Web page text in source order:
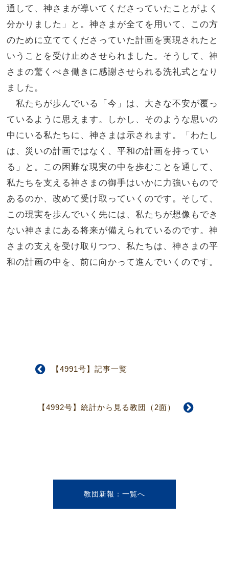
通して、神さまが導いてくださっていたことがよく
分かりました」と。神さまが全てを用いて、この方
のために立ててくださっていた計画を実現されたと
いうことを受け止めさせられました。そうして、神
さまの驚くべき働きに感謝させられる洗礼式となり
ました。
私たちが歩んでいる「今」は、大きな不安が覆っ
ているように思えます。しかし、そのような思いの
中にいる私たちに、神さまは示されます。「わたし
は、災いの計画ではなく、平和の計画を持ってい
る」と。この困難な現実の中を歩むことを通して、
私たちを支える神さまの御手はいかに力強いもので
あるのか、改めて受け取っていくのです。そして、
この現実を歩んでいく先には、私たちが想像もでき
ない神さまにある将来が備えられているのです。神
さまの支えを受け取りつつ、私たちは、神さまの平
和の計画の中を、前に向かって進んでいくのです。
【4991号】記事一覧
【4992号】統計から見る教団（2面）
教団新報